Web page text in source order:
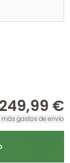
249,99 €
más gastos de envío